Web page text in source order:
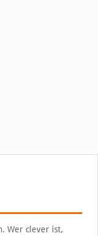
Wer clever ist,